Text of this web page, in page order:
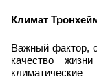
Климат
Важный фактор,
качество